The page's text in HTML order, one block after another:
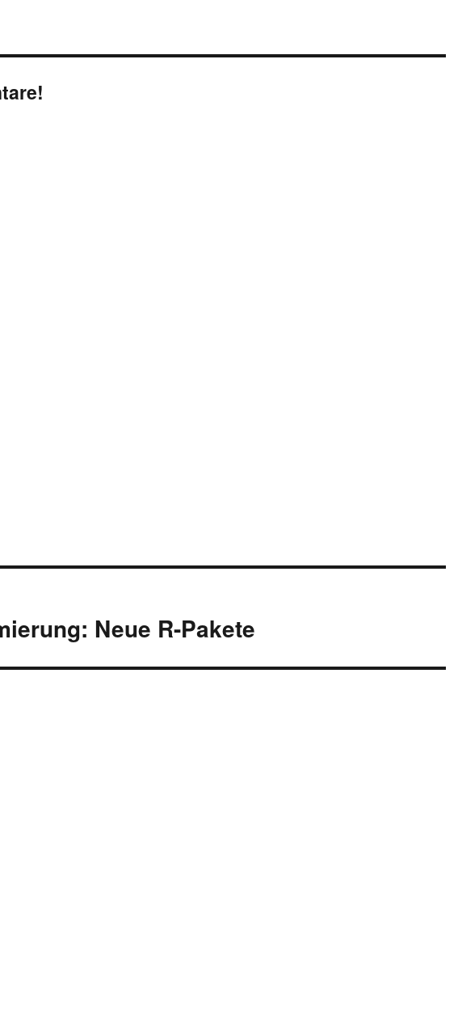
Neue R-Pakete